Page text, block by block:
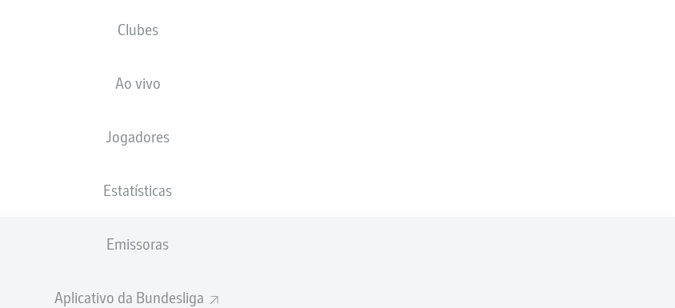
Clubes
Ao vivo
Jogadores
Estatísticas
Emissoras
Aplicativo da Bundesliga
inicial será divulgada 60 minutos antes do início da partida